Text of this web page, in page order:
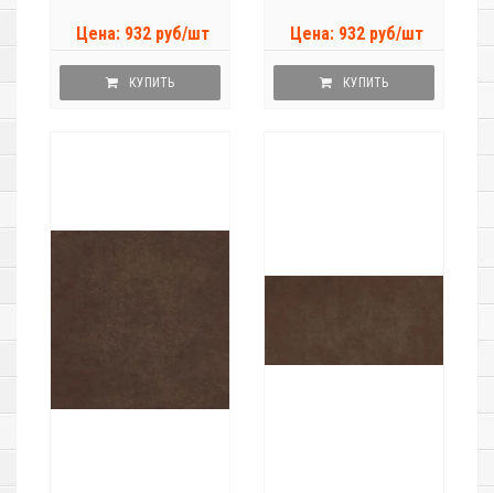
Цена: 932 руб/шт
КУПИТЬ
Цена: 932 руб/шт
КУПИТЬ